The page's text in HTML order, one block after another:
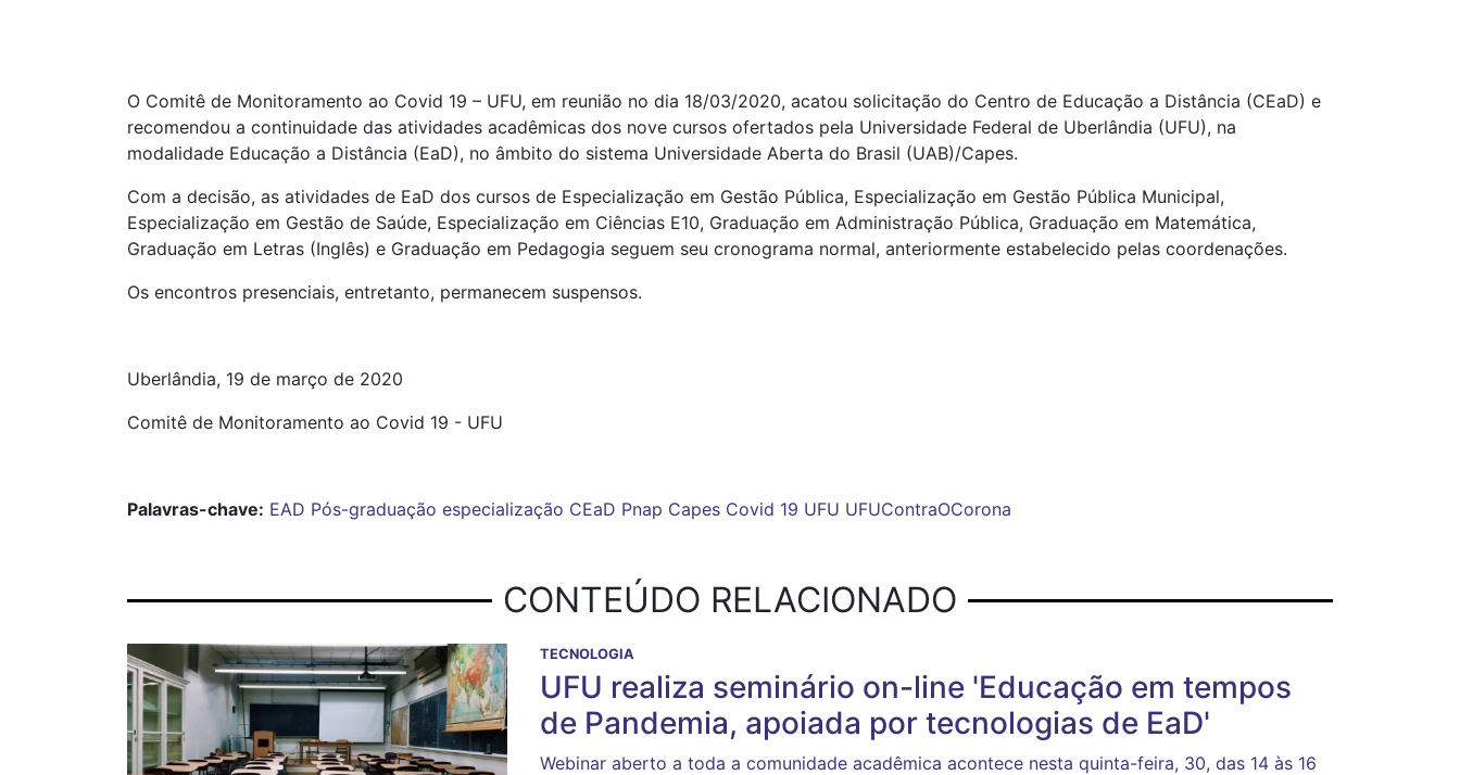
O Comitê de Monitoramento ao Covid 19 – UFU, em reunião no dia 18/03/2020, acatou solicitação do Centro de Educação a Distância (CEaD) e
recomendou a continuidade das atividades acadêmicas dos nove cursos ofertados pela Universidade Federal de Uberlândia (UFU), na
modalidade Educação a Distância (EaD), no âmbito do sistema Universidade Aberta do Brasil (UAB)/Capes.
Com a decisão, as atividades de EaD dos cursos de Especialização em Gestão Pública, Especialização em Gestão Pública Municipal,
Especialização em Gestão de Saúde, Especialização em Ciências E10, Graduação em Administração Pública, Graduação em Matemática,
Graduação em Letras (Inglês) e Graduação em Pedagogia seguem seu cronograma normal, anteriormente estabelecido pelas coordenações.
Os encontros presenciais, entretanto, permanecem suspensos.
Uberlândia, 19 de março de 2020
Comitê de Monitoramento ao Covid 19 - UFU
Palavras-chave: EAD Pós-graduação especialização CEaD Pnap Capes Covid 19 UFU UFUContraOCorona
CONTEÚDO RELACIONADO
TECNOLOGIA
UFU realiza seminário on-line 'Educação em tempos
de Pandemia, apoiada por tecnologias de EaD'
Webinar aberto a toda a comunidade acadêmica acontece nesta quinta-feira, 30, das 14 às 16